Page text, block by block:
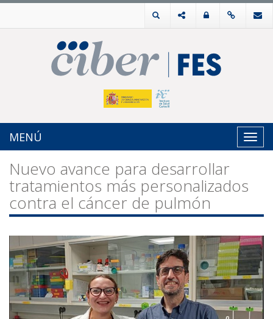
MENÚ
Nuevo avance para desarrollar
tratamientos más personalizados
contra el cáncer de pulmón